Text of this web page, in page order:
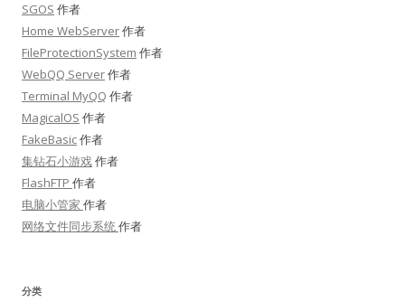
SGOS 作者
Home WebServer作者
FileProtectionSystem 作者
WebQQ Server作者
Terminal MyQQ 作者
MagicalOS 作者
FakeBasic作者
集钻石小游戏作者
FlashFTP 作者
电脑小管家 作者
网络文件同步系统作者
分类